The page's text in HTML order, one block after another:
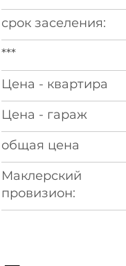
срок заселения:
***
Цена - квартира
Цена - гараж
общая цена
Маклерский
провизион: